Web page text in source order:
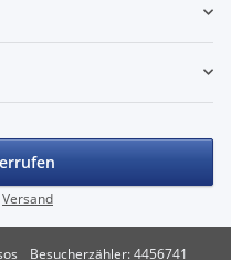
Versand
Besucherzähler: 4456741